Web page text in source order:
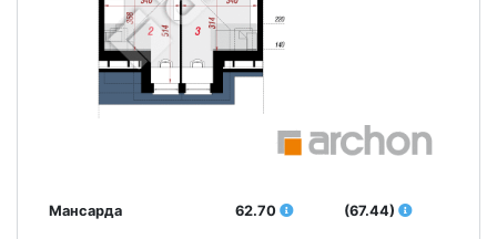
Мансарда 62.70 (67.44)